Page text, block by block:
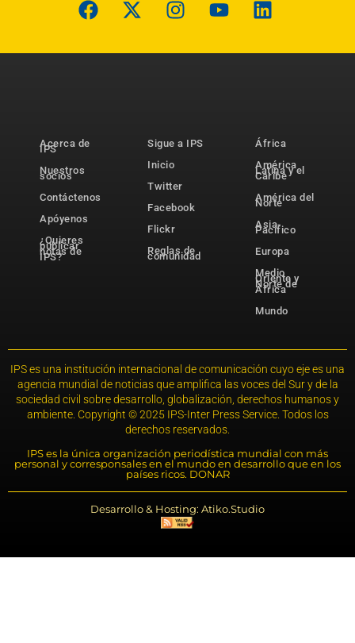
Acerca de
IPS
Nuestros
socios
Contáctenos
Apóyenos
¿Quieres
publicar
notas de
IPS?
Sigue a IPS
Inicio
Twitter
Facebook
Flickr
Reglas de
comunidad
África
América
Latina y el
Caribe
América del
Norte
Asia-
Pacífico
Europa
Medio
Oriente y
Norte de
África
Mundo
IPS es una institución internacional de comunicación cuyo eje es una
agencia mundial de noticias que amplifica las voces del Sur y de la
sociedad civil sobre desarrollo, globalización, derechos humanos y
ambiente. Copyright © 2025 IPS-Inter Press Service. Todos los
derechos reservados.
IPS es la única organización periodística mundial con más
personal y corresponsales en el mundo en desarrollo que en los
países ricos. DONAR
Desarrollo & Hosting: Atiko.Studio